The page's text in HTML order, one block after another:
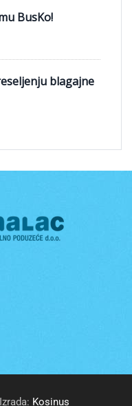
BusKo!
blagajne
Kosinus